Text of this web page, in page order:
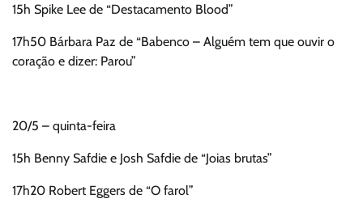
15h Spike Lee de “Destacamento Blood”
17h50 Bárbara Paz de “Babenco – Alguém tem que ouvir o
coração e dizer: Parou”
20/5 – quinta-feira
15h Benny Safdie e Josh Safdie de “Joias brutas”
17h20 Robert Eggers de “O farol”